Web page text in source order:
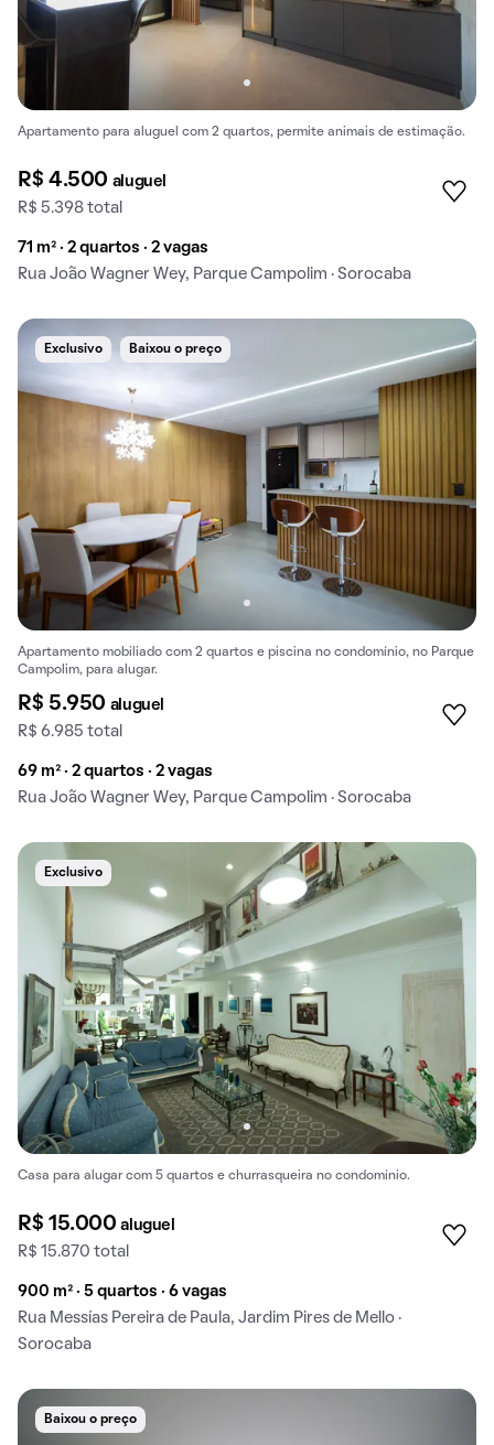
Apartamento para aluguel com 2 quartos, permite animais de estimação.
R$ 4.500 aluguel
R$ 5.398 total
71 m² · 2 quartos · 2 vagas
Rua João Wagner Wey, Parque Campolim · Sorocaba
Exclusivo Baixou o preço
Apartamento mobiliado com 2 quartos e piscina no condomínio, no Parque
Campolim, para alugar.
R$ 5.950 aluguel
R$ 6.985 total
69 m² · 2 quartos · 2 vagas
Rua João Wagner Wey, Parque Campolim · Sorocaba
Exclusivo
Casa para alugar com 5 quartos e churrasqueira no condomínio.
R$ 15.000aluguel
R$ 15.870 total
900 m² · 5 quartos · 6 vagas
Rua Messías Pereira de Paula, Jardim Pires de Mello ·
Sorocaba
Baixou o preço